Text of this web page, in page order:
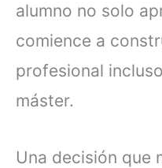
alumno no solo
comience a
profesional
máster.
Una decisión que